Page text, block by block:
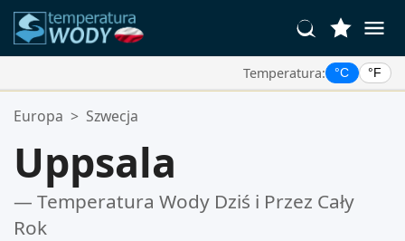
Temperatura: °C °F
Twoje Ulubione Lokalizacje:
Europa > Szwecja
Uppsala
— Temperatura Wody Dziś i Przez Cały
Rok